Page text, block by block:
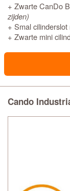
+ Zwarte CanDo
zijden)
+ Smal
+ Zwarte mini
Cando